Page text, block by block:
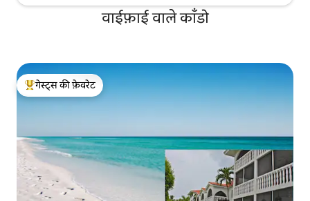
वाईफ़ाई वाले काँडो
गेस्ट्स का टॉप फ़ेवरेट
गेस्ट्स की फ़ेवरेट